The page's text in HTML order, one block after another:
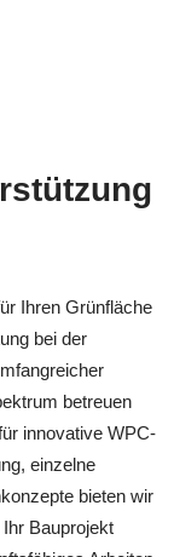
Ihren Grünfläche
bei der
betreuen
innovative WPC-
einzelne
bieten wir
Bauprojekt